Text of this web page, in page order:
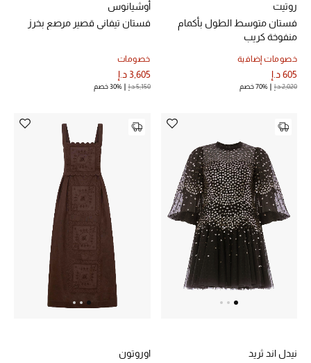
هدايا مُعبرة
تسوقوا المجوهرات
بطاقة الهدايا الإلكترونية
هدايا حسب المرسل إليه
هدايا حسب المناسبة
هدايا حسب الفئة
النساء
روتيت
فستان متوسط الطول بأكمام
منفوخة كريب
خصومات إضافية
605 د.إ
2,020 د.إ 70% خصم
أوشيانوس
فستان تيفاني قصير مرصع بخرز
خصومات
3,605 د.إ
5,150 د.إ 30% خصم
نيدل اند ثريد
اوروتون